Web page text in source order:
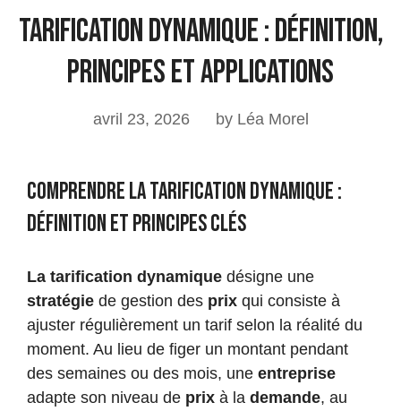
Tarification Dynamique : Définition,
Principes et Applications
avril 23, 2026 by Léa Morel
Comprendre la tarification dynamique :
définition et principes clés
La tarification dynamique désigne une
stratégie de gestion des prix qui consiste à
ajuster régulièrement un tarif selon la réalité du
moment. Au lieu de figer un montant pendant
des semaines ou des mois, une entreprise
adapte son niveau de prix à la demande, au